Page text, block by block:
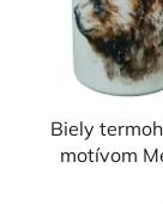
Biely
motívom